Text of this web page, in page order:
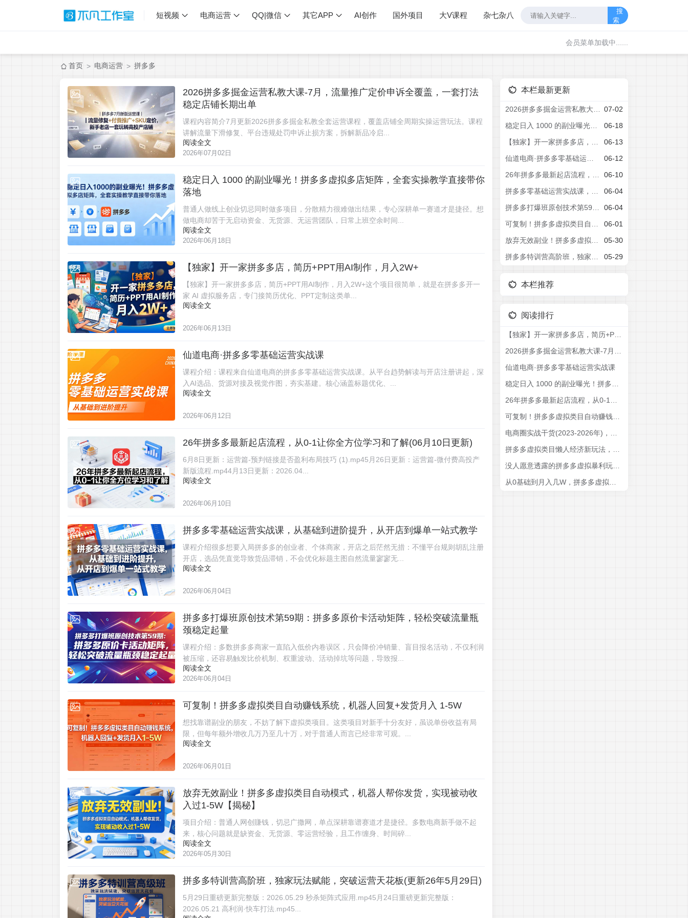
短视频 电商运营 QQ|微信 其它APP AI创作 国外项目 大V课程 杂七杂八
搜
索
会员菜单加载中......
首页 > 电商运营 > 拼多多
2026-07-02
2026拼多多掘金运营私教大课-7月，流量推广定价申诉全覆盖，一套打法
稳定店铺长期出单
课程内容简介7月更新2026拼多多掘金私教全套运营课程，覆盖店铺全周期实操运营玩法。课程
讲解流量下滑修复、平台违规处罚申诉止损方案，拆解新品冷启...
阅读全文
2026年07月02日
2026-06-18
稳定日入 1000 的副业曝光！拼多多虚拟多店矩阵，全套实操教学直接带你
落地
普通人做线上创业切忌同时做多项目，分散精力很难做出结果，专心深耕单一赛道才是捷径。想
做电商却苦于无启动资金、无货源、无运营团队，日常上班空余时间...
阅读全文
2026年06月18日
2026-06-13
【独家】开一家拼多多店，简历+PPT用AI制作，月入2W+
【独家】开一家拼多多店，简历+PPT用AI制作，月入2W+这个项目很简单，就是在拼多多开一
家 AI 虚拟服务店，专门接简历优化、PPT定制这类单...
阅读全文
2026年06月13日
2026-06-12
仙道电商·拼多多零基础运营实战课
课程介绍：课程来自仙道电商的拼多多零基础运营实战课。从平台趋势解读与开店注册讲起，深
入AI选品、货源对接及视觉作图，夯实基建。核心涵盖标题优化、...
阅读全文
2026年06月12日
2026-06-10
26年拼多多最新起店流程，从0-1让你全方位学习和了解(06月10日更新)
6月8日更新：运营篇-预判链接是否盈利布局技巧 (1).mp45月26日更新：运营篇-微付费高投产
新版流程.mp44月13日更新：2026.04...
阅读全文
2026年06月10日
2026-06-04
拼多多零基础运营实战课，从基础到进阶提升，从开店到爆单一站式教学
课程介绍很多想要入局拼多多的创业者、个体商家，开店之后茫然无措：不懂平台规则胡乱注册
开店，选品凭直觉导致货品滞销，不会优化标题主图自然流量寥寥无...
阅读全文
2026年06月04日
2026-06-04
拼多多打爆班原创技术第59期：拼多多原价卡活动矩阵，轻松突破流量瓶
颈稳定起量
课程介绍：多数拼多多商家一直陷入低价内卷误区，只会降价冲销量、盲目报名活动，不仅利润
被压缩，还容易触发比价机制、权重波动、活动掉坑等问题，导致报...
阅读全文
2026年06月04日
2026-06-01
可复制！拼多多虚拟类目自动赚钱系统，机器人回复+发货月入 1-5W
想找靠谱副业的朋友，不妨了解下虚拟类项目。这类项目对新手十分友好，虽说单份收益有局
限，但每年额外增收几万乃至几十万，对于普通人而言已经非常可观。...
阅读全文
2026年06月01日
2026-05-30
放弃无效副业！拼多多虚拟类目自动模式，机器人帮你发货，实现被动收
入过1-5W【揭秘】
项目介绍：普通人网创賺钱，切忌广撒网，单点深耕靠谱赛道才是捷径。多数电商新手做不起
来，核心问题就是缺资金、无货源、零运营经验，且工作缠身、时间碎...
阅读全文
2026年05月30日
2026-05-29
拼多多特训营高阶班，独家玩法赋能，突破运营天花板(更新26年5月29日)
5月29日重磅更新完整版：2026.05.29 秒杀矩阵式应用.mp45月24日重磅更新完整版：
2026.05.21 高利润·快车打法.mp45...
本栏最新更新
07-02
06-18
06-13
06-12
06-10
06-04
06-04
06-01
05-30
05-29
本栏推荐
阅读排行
仙道电商·拼多多零基础运营实战课